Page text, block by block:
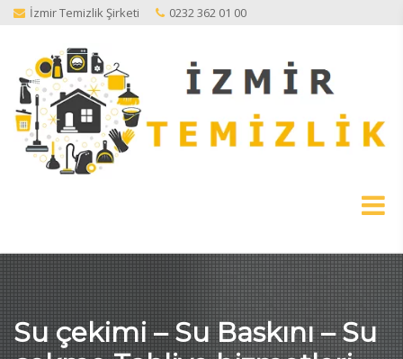
İzmir Temizlik Şirketi 0232 362 01 00
Su çekimi – Su Baskını – Su